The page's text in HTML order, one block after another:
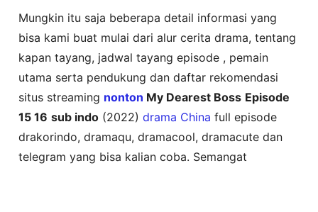
Mungkin itu saja beberapa detail informasi yang
bisa kami buat mulai dari alur cerita drama, tentang
kapan tayang, jadwal tayang episode , pemain
utama serta pendukung dan daftar rekomendasi
situs streaming nonton My Dearest Boss Episode
15 16 sub indo (2022)drama China full episode
drakorindo, dramaqu, dramacool, dramacute dan
telegram yang bisa kalian coba. Semangat